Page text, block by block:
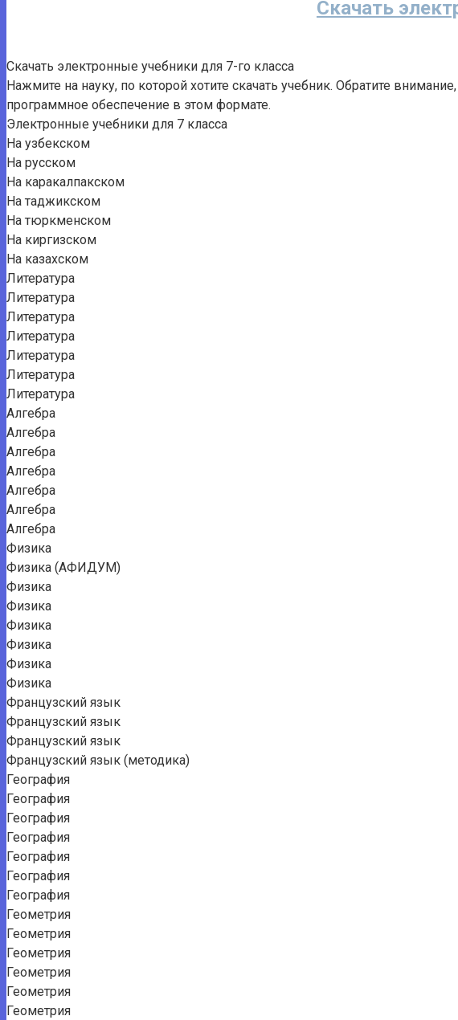
Скачать
Скачать электронные учебники для 7-го класса
Нажмите на науку, по которой хотите скачать учебник. Обратите
программное обеспечение в этом формате.
Электронные учебники для 7 класса
На узбекском
На русском
На каракалпакском
На таджикском
На тюркменском
На киргизском
На казахском
Литература
Литература
Литература
Литература
Литература
Литература
Литература
Алгебра
Алгебра
Алгебра
Алгебра
Алгебра
Алгебра
Алгебра
Физика
Физика (АФИДУМ)
Физика
Физика
Физика
Физика
Физика
Физика
Французский язык
Французский язык
Французский язык
Французский язык (методика)
География
География
География
География
География
География
География
Геометрия
Геометрия
Геометрия
Геометрия
Геометрия
Геометрия